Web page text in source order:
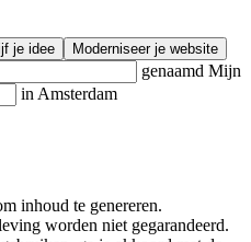
je idee Moderniseer je website
genaamd Mijn
in Amsterdam
inhoud te genereren.
worden niet gegarandeerd.